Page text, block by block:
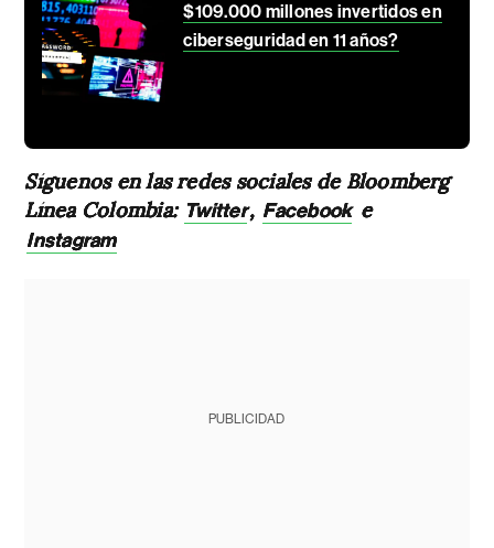
$109.000 millones invertidos en
ciberseguridad en 11 años?
Síguenos en las redes sociales de Bloomberg
Línea Colombia: Twitter, Facebook e
Instagram
PUBLICIDAD